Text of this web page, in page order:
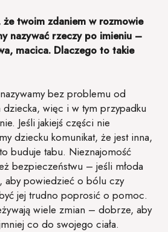
że twoim zdaniem w rozmowie
nazywać rzeczy po imieniu –
macica. Dlaczego to takie
bez problemu od
więc i w tym przypadku
Jeśli jakiejś części nie
dziecku komunikat, że jest inna,
buduje tabu. Nieznajomość
bezpieczeństwu – jeśli młoda
aby powiedzieć o bólu czy
jej trudno poprosić o pomoc.
wiele zmian – dobrze, aby
co do swojego ciała.